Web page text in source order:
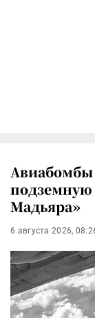
подземную
Мадьяра»
6 августа 2026,